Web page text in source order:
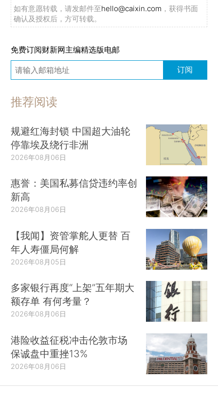
如有意愿转载，请发邮件至hello@caixin.com ，获得书面
确认及授权后，方可转载。
免费订阅财新网主编精选版电邮
订阅
推荐阅读
规避红海封锁 中国超大油轮
停靠埃及绕行非洲
2026年08月06日
惠誉：美国私募信贷违约率创
新高
2026年08月06日
【我闻】资管掌舵人更替 百
年人寿僵局何解
2026年08月05日
多家银行再度“上架”五年期大
额存单 有何考量？
2026年08月06日
港险收益征税冲击伦敦市场
保诚盘中重挫13%
2026年08月06日